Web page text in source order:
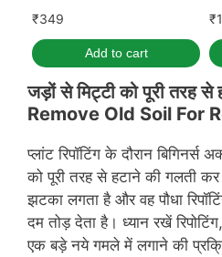
Home Gardening
₹349
Add to cart
₹
जड़ों से मिट्टी को पूरी तरह से
Remove Old Soil For
प्लांट रिपॉटिंग के दौरान बिगिनर्स
को पूरी तरह से हटाने की गलती
झटका लगता है और वह पौधा
दम तोड़ देता है। ध्यान रखें
एक बड़े नये गमले में लगाने की